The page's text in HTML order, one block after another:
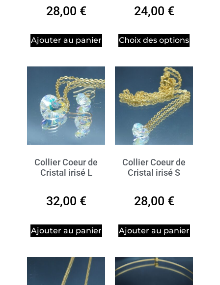
28,00 €
Ajouter au panier
24,00 €
Choix des options
Collier Coeur de
Cristal irisé L
32,00 €
Ajouter au panier
Collier Coeur de
Cristal irisé S
28,00 €
Ajouter au panier